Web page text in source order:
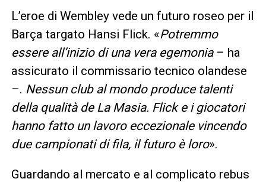
L’eroe di Wembley vede un futuro roseo per il
Barça targato Hansi Flick. «Potremmo
essere all’inizio di una vera egemonia – ha
assicurato il commissario tecnico olandese
–. Nessun club al mondo produce talenti
della qualità de La Masia. Flick e i giocatori
hanno fatto un lavoro eccezionale vincendo
due campionati di fila, il futuro è loro».
Guardando al mercato e al complicato rebus